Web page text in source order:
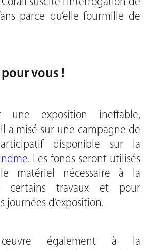
parce qu’elle fourmille de
pour vous !
une exposition ineffable,
a misé sur une campagne de
disponible sur la
. Les fonds seront utilisés
matériel nécessaire à la
certains travaux et pour
journées d’exposition.
œuvre également à la